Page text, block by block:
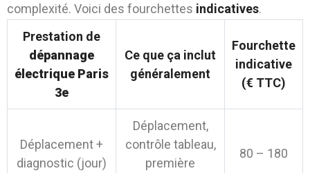
complexité. Voici des fourchettes indicatives.
Prestation de
dépannage
électrique Paris
3e
Ce que ça inclut
généralement
Fourchette
indicative
(€ TTC)
Déplacement +
diagnostic (jour)
Déplacement,
contrôle tableau,
première
80 – 180